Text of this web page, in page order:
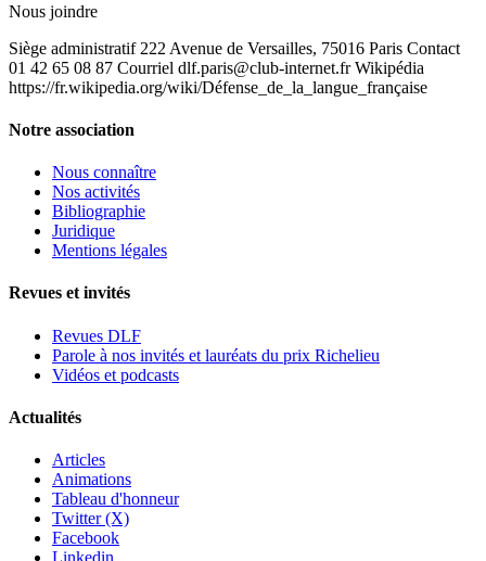
Nous joindre
Siège administratif 222 Avenue de Versailles, 75016 Paris Contact
01 42 65 08 87 Courriel dlf.paris@club-internet.frWikipédia
https://fr.wikipedia.org/wiki/Défense_de_la_langue_française
Notre association
Nous connaître
Nos activités
Bibliographie
Juridique
Mentions légales
Revues et invités
Revues DLF
Parole à nos invités et lauréats du prix Richelieu
Vidéos et podcasts
Actualités
Articles
Animations
Tableau d'honneur
Twitter (X)
Facebook
Linkedin